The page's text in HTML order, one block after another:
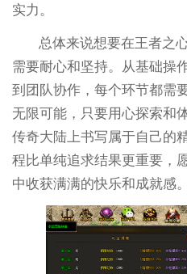
实力。
总体来说想要在王者之
需要耐心和坚持。从基础操
到团队协作，每个环节都需
无限可能，只要用心探索和
传奇大陆上书写属于自己的
程比单纯追求结果更重要，
中收获满满的快乐和成就感。